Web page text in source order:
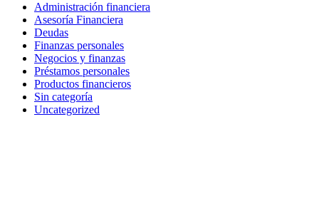
Administración financiera
Asesoría Financiera
Deudas
Finanzas personales
Negocios y finanzas
Préstamos personales
Productos financieros
Sin categoría
Uncategorized